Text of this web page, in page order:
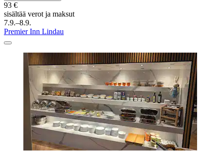
93 €
sisältää verot ja maksut
7.9.–8.9.
Premier Inn Lindau